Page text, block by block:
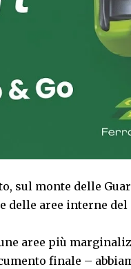
sul monte delle
aree interne del
aree più
finale –